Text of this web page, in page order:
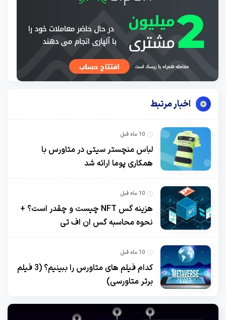
اخبار مرتبط
10 ماه قبل
لباس منچستر سیتی در متاورس با
همکاری پوما ارائه شد
10 ماه قبل
هزینه گس NFT چیست و چقدر است؟ +
نحوه محاسبه گس ان اف تی
10 ماه قبل
کدام فیلم های متاورس را ببینیم؟ (3 فیلم
برتر متاورسی)